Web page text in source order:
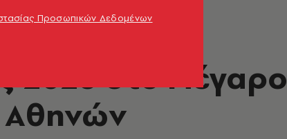
2026 στο Μέγαρο
Αθηνών
Προσωπικών Δεδομένων